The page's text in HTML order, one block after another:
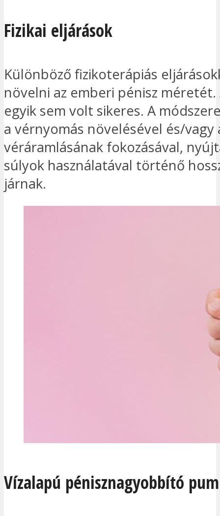
Fizikai eljárások
Különböző fizikoterápiás
növelni az emberi pénisz méretét.
egyik sem volt sikeres. A
a vérnyomás növelésével és/vagy
véráramlásának fokozásával,
súlyok használatával történő
járnak.
Vízalapú pénisznagyobbító